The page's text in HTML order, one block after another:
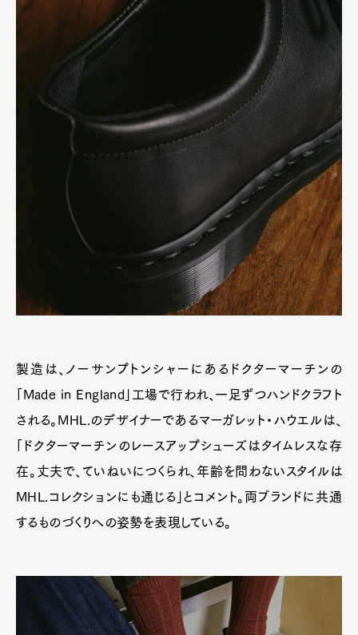
製造は、ノーサンプトンシャーにあるドクターマーチンの
「Made in England」工場で行われ、一足ずつハンドクラフト
される。MHL.のデザイナーであるマーガレット・ハウエルは、
「ドクターマーチンのレースアップシューズはタイムレスな存
在。丈夫で、ていねいにつくられ、年齢を問わないスタイルは
MHL.コレクションにも通じる」とコメント。両ブランドに共通
するものづくりへの姿勢を表現している。